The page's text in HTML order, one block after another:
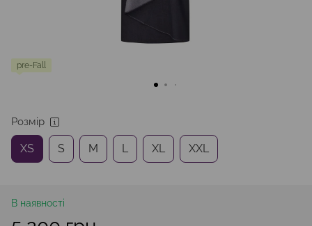
pre-Fall
Розмір
XS S M L XL XXL
В наявності